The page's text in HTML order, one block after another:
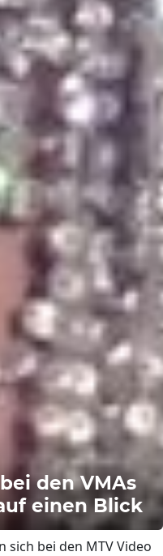
den VMAs
einen Blick
bei den MTV Video